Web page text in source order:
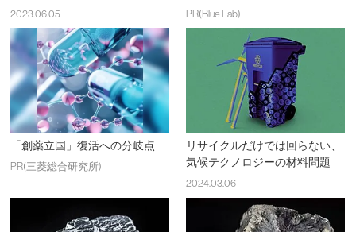
2023.06.05 PR(Blue Lab)
「創薬立国」復活への分岐点
PR(三菱総合研究所)
リサイクルだけでは回らない、
気候テクノロジーの材料問題
2024.03.06